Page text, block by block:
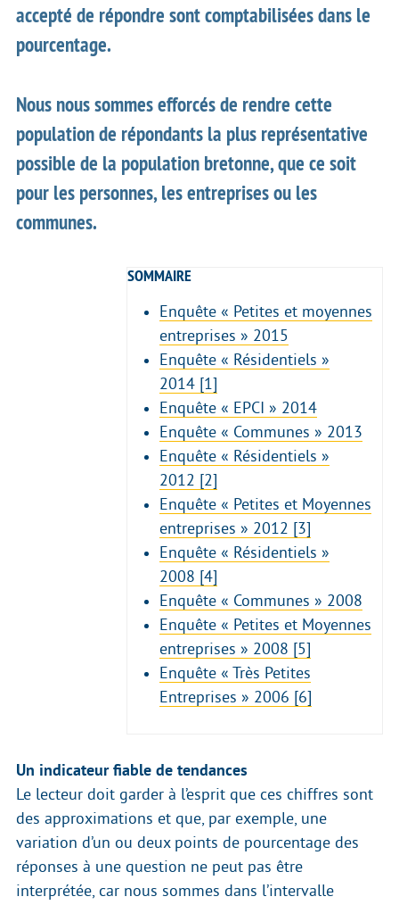
accepté de répondre sont comptabilisées dans le
pourcentage.
Nous nous sommes efforcés de rendre cette
population de répondants la plus représentative
possible de la population bretonne, que ce soit
pour les personnes, les entreprises ou les
communes.
SOMMAIRE
Enquête « Petites et moyennes
entreprises » 2015
Enquête « Résidentiels »
2014[1]
Enquête « EPCI » 2014
Enquête « Communes » 2013
Enquête « Résidentiels »
2012 [2]
Enquête « Petites et Moyennes
entreprises » 2012 [3]
Enquête « Résidentiels »
2008 [4]
Enquête « Communes » 2008
Enquête « Petites et Moyennes
entreprises » 2008 [5]
Enquête « Très Petites
Entreprises » 2006 [6]
Un indicateur fiable de tendances
Le lecteur doit garder à l’esprit que ces chiffres sont
des approximations et que, par exemple, une
variation d’un ou deux points de pourcentage des
réponses à une question ne peut pas être
interprétée, car nous sommes dans l’intervalle